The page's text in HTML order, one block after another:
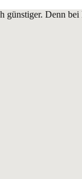
günstiger. Denn